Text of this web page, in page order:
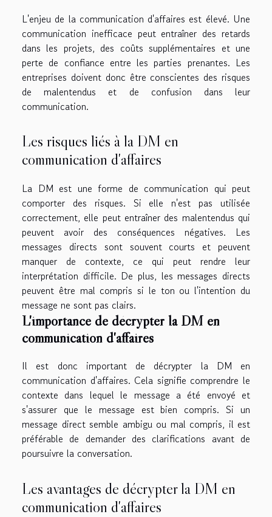
L'enjeu de la communication d'affaires est élevé. Une
communication inefficace peut entraîner des retards
dans les projets, des coûts supplémentaires et une
perte de confiance entre les parties prenantes. Les
entreprises doivent donc être conscientes des risques
de malentendus et de confusion dans leur
communication.
Les risques liés à la DM en
communication d'affaires
La DM est une forme de communication qui peut
comporter des risques. Si elle n'est pas utilisée
correctement, elle peut entraîner des malentendus qui
peuvent avoir des conséquences négatives. Les
messages directs sont souvent courts et peuvent
manquer de contexte, ce qui peut rendre leur
interprétation difficile. De plus, les messages directs
peuvent être mal compris si le ton ou l'intention du
message ne sont pas clairs.
L'importance de décrypter la DM en
communication d'affaires
Il est donc important de décrypter la DM en
communication d'affaires. Cela signifie comprendre le
contexte dans lequel le message a été envoyé et
s'assurer que le message est bien compris. Si un
message direct semble ambigu ou mal compris, il est
préférable de demander des clarifications avant de
poursuivre la conversation.
Les avantages de décrypter la DM en
communication d'affaires